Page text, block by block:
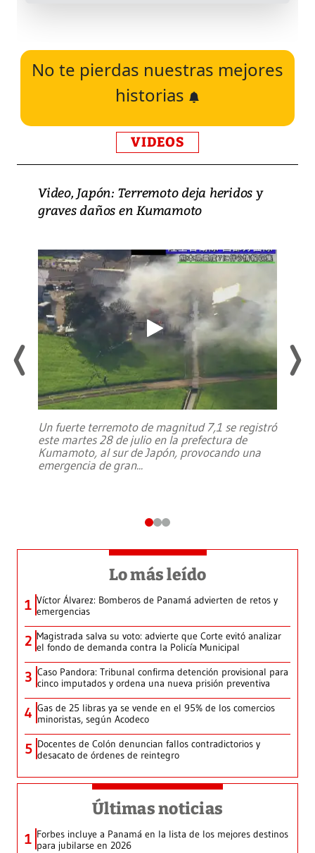
No te pierdas nuestras mejores
historias
VIDEOS
Video, Japón: Terremoto deja heridos y
graves daños en Kumamoto
Un fuerte terremoto de magnitud 7,1 se registró
este martes 28 de julio en la prefectura de
Kumamoto, al sur de Japón, provocando una
emergencia de gran...
Lo más leído
1 Víctor Álvarez: Bomberos de Panamá advierten de retos y
emergencias
2 Magistrada salva su voto: advierte que Corte evitó analizar
el fondo de demanda contra la Policía Municipal
3 Caso Pandora: Tribunal confirma detención provisional para
cinco imputados y ordena una nueva prisión preventiva
4 Gas de 25 libras ya se vende en el 95% de los comercios
minoristas, según Acodeco
5 Docentes de Colón denuncian fallos contradictorios y
desacato de órdenes de reintegro
Últimas noticias
1 Forbes incluye a Panamá en la lista de los mejores destinos
para jubilarse en 2026